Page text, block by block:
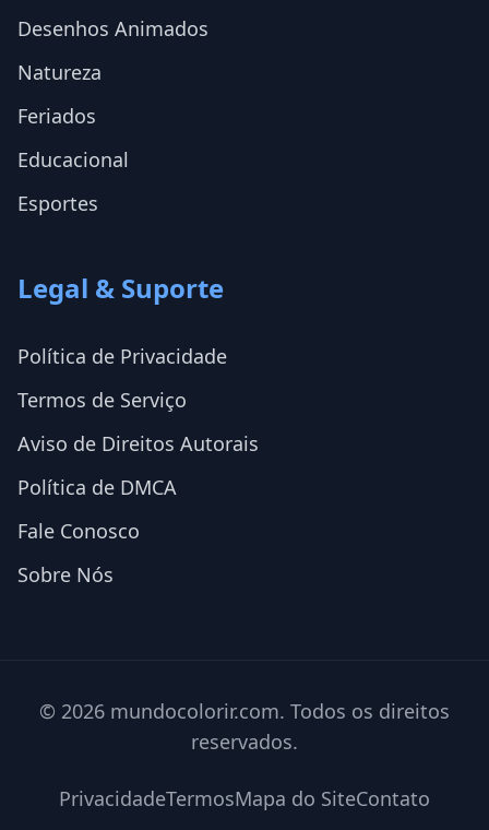
Desenhos Animados
Natureza
Feriados
Educacional
Esportes
Legal & Suporte
Política de Privacidade
Termos de Serviço
Aviso de Direitos Autorais
Política de DMCA
Fale Conosco
Sobre Nós
© 2026 mundocolorir.com. Todos os direitos
reservados.
PrivacidadeTermosMapa do SiteContato